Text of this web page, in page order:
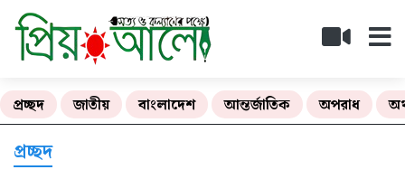
প্রচ্ছদ জাতীয় বাংলাদেশ আন্তর্জাতিক অপরাধ
প্রচ্ছদ